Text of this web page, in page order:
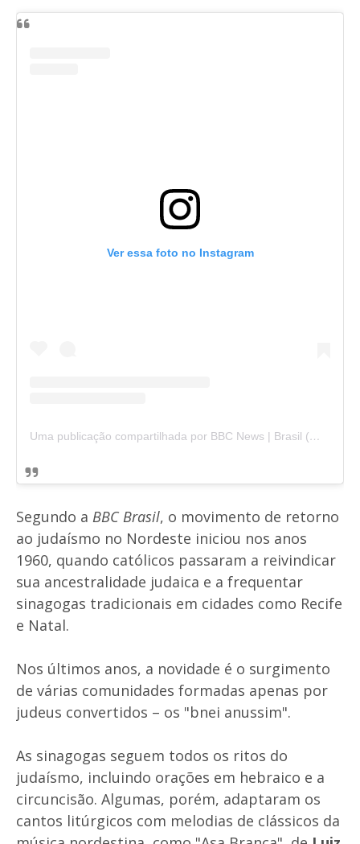
Ver essa foto no Instagram
Uma publicação compartilhada por BBC News | Brasil (@bbcbrasil)
Segundo a BBC Brasil, o movimento de retorno
ao judaísmo no Nordeste iniciou nos anos
1960, quando católicos passaram a reivindicar
sua ancestralidade judaica e a frequentar
sinagogas tradicionais em cidades como Recife
e Natal.
Nos últimos anos, a novidade é o surgimento
de várias comunidades formadas apenas por
judeus convertidos – os "bnei anussim".
As sinagogas seguem todos os ritos do
judaísmo, incluindo orações em hebraico e a
circuncisão. Algumas, porém, adaptaram os
cantos litúrgicos com melodias de clássicos da